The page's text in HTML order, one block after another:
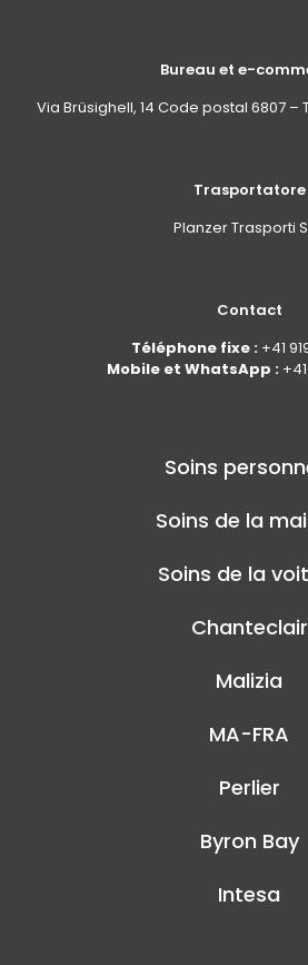
Bureau et e-
Via Brüsighell, 14 Code postal 6807 –
Trasportatore
Planzer Trasporti
Contact
Téléphone fixe : +41
Mobile et WhatsApp :
Soins
Soins de la
Soins de la
Chanteclair
Malizia
MA-FRA
Perlier
Byron Bay
Intesa